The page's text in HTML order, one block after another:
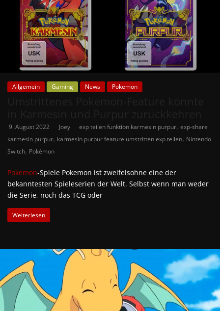
Allgemein Gaming News Pokemon
9. August 2022 Joey exp teilen funktion karmesin purpur, exp-share
karmesin purpur, karmesin purpur feature umstritten exp teilen, Nintendo
Switch, Pokémon
Pokemon-Spiele Pokemon ist zweifelsohne eine der
bekanntesten Spieleserien der Welt. Selbst wenn man weder
die Serie, noch das TCG oder
Weiterlesen